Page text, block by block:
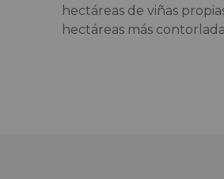
hectáreas de viñas
hectáreas más